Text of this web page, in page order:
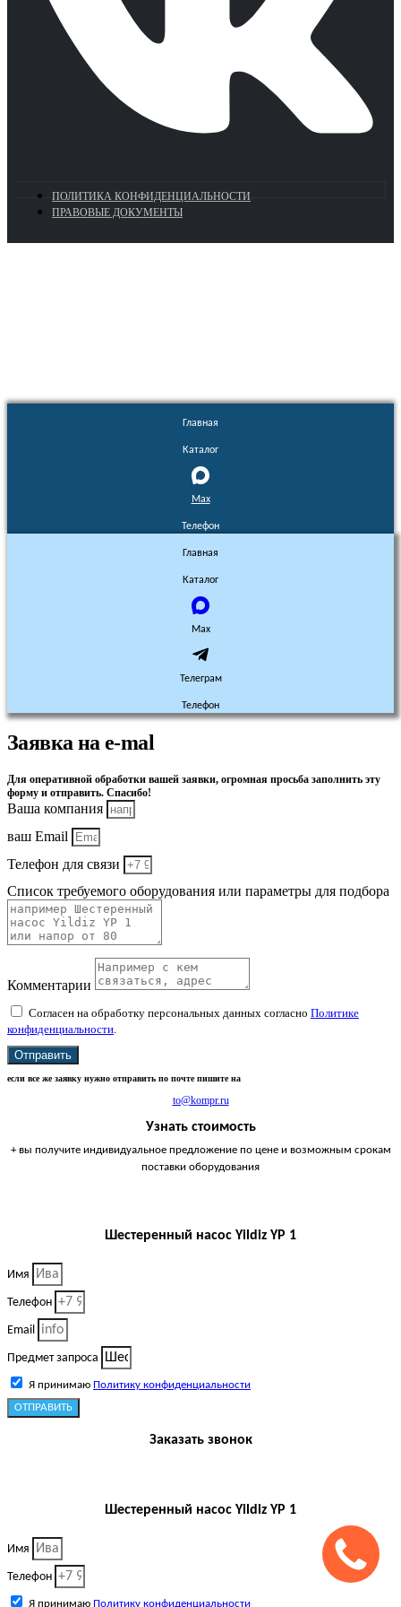
ПОЛИТИКА КОНФИДЕНЦИАЛЬНОСТИ
ПРАВОВЫЕ ДОКУМЕНТЫ
Главная
Каталог
Max
Телефон
Главная
Каталог
Max
Телеграм
Телефон
Заявка на e-mal
Для оперативной обработки вашей заявки, огромная просьба заполнить эту
форму и отправить. Спасибо!
Ваша компания
ваш Email
Телефон для связи
Список требуемого оборудования или параметры для подбора
Комментарии
Согласен на обработку персональных данных согласно Политике
конфиденциальности.
Отправить
если все же заявку нужно отправить по почте пишите на
to@kompr.ru
Узнать стоимость
+ вы получите индивидуальное предложение по цене и возможным срокам
поставки оборудования
Шестеренный насос Yildiz YP 1
Имя
Телефон
Email
Предмет запроса
Я принимаю Политику конфиденциальности
ОТПРАВИТЬ
Заказать звонок
Шестеренный насос Yildiz YP 1
Имя
Телефон
Я принимаю Политику конфиденциальности